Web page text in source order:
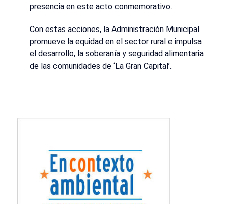
presencia en este acto conmemorativo.
Con estas acciones, la Administración Municipal
promueve la equidad en el sector rural e impulsa
el desarrollo, la soberanía y seguridad alimentaria
de las comunidades de ‘La Gran Capital’.